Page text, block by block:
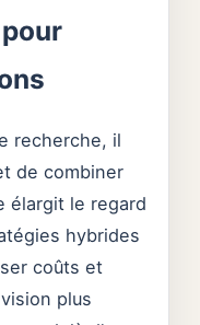
recherche, il
de combiner
élargit le regard
hybrides
coûts et
plus